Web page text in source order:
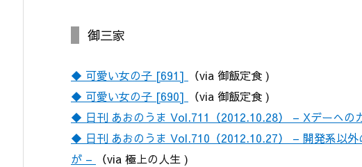
御三家
◆ 可愛い女の子 [691]
（via 御飯定食 )
◆ 可愛い女の子 [690]
（via 御飯定食 )
◆ 日刊 あおのうま Vol.711（2012.10.28） – Xデーへの
◆ 日刊 あおのうま Vol.710（2012.10.27） – 開発系以外
が –
（via 極上の人生 )